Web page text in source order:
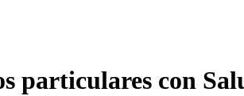
particulares con